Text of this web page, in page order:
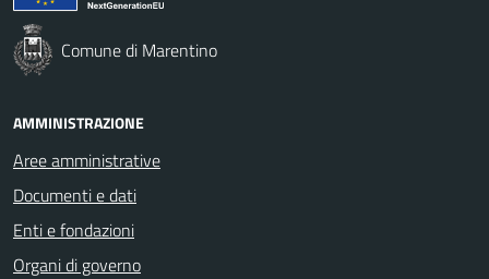
Comune di Marentino
AMMINISTRAZIONE
Aree amministrative
Documenti e dati
Enti e fondazioni
Organi di governo